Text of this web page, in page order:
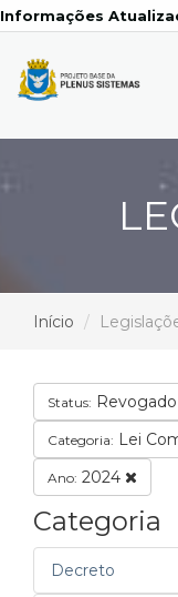
Início
Status: Revogado
Categoria: Lei
Ano: 2024
Categoria
Decreto